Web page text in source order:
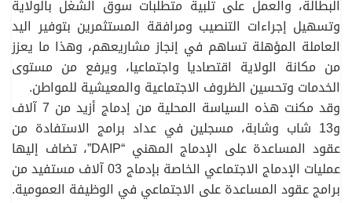
البطالة، والعمل على تلبية متطلبات سوق الشغل بالولاية
وتسهيل إجراءات التنصيب ومرافقة المستثمرين بتوفير اليد
العاملة المؤهلة تساهم في إنجاز مشاريعهم، وهذا ما يعزز
من مكانة الولاية اقتصاديا واجتماعيا، ويرفع من مستوى
الخدمات وتحسين الظروف الاجتماعية والمعيشية للمواطن.
وقد مكنت هذه السياسة المحلية من إدماج أزيد من 7 آلاف
و13 شاب وشابة، مسجلين في عداد برامج الاستفادة من
عقود المساعدة على الإدماج المهني “DAIP”، تضاف إليها
عمليات الإدماج الاجتماعي الخاصة بإدماج 03 آلاف مستفيد من
برامج عقود المساعدة على الاجتماعي في الوظيفة العمومية.